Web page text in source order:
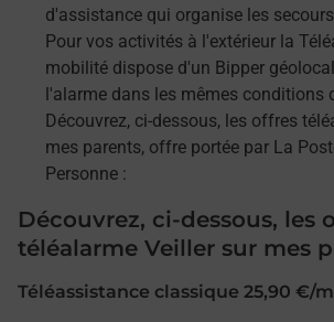
d'assistance qui organise les
Pour vos activités à l'extérieur la
mobilité dispose d'un Bipper
l'alarme dans les mêmes conditions
Découvrez, ci-dessous, les offres
mes parents, offre portée par La
Personne :
Découvrez, ci-dessous, les
téléalarme Veiller sur mes
Téléassistance classique 25,90 €/